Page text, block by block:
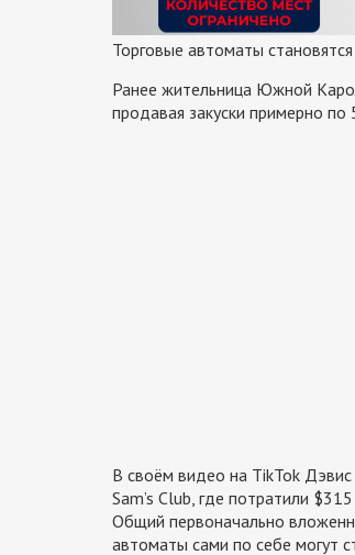
Торговые автоматы
Ранее жительница Южной
продавая закуски примерно
В своём видео на TikTok
Sam’s Club, где потратили
Общий первоначально
автоматы сами по себе могут